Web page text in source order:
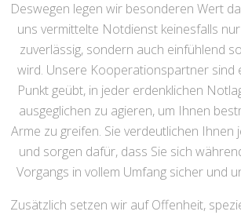
Deswegen legen wir besonderen Wert
uns vermittelte Notdienst keinesfalls
zuverlässig, sondern auch einfühlend
wird. Unsere Kooperationspartner sind
Punkt geübt, in jeder erdenklichen
ausgeglichen zu agieren, um Ihnen
Arme zu greifen. Sie verdeutlichen Ihnen
und sorgen dafür, dass Sie sich
Vorgangs in vollem Umfang sicher und
Zusätzlich setzen wir auf Offenheit,